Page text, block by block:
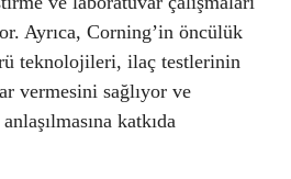
Ayrıca, Corning’in öncülük
teknolojileri, ilaç testlerinin
vermesini sağlıyor ve
katkıda